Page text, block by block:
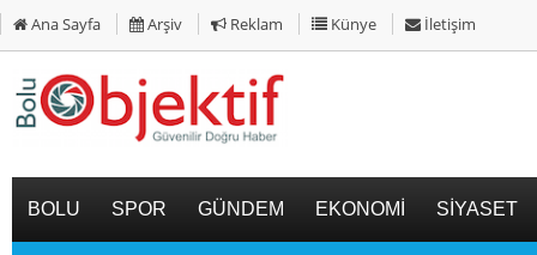
Ana Sayfa Arşiv Reklam Künye İletişim
BOLU SPOR GÜNDEM EKONOMİ SİYASET